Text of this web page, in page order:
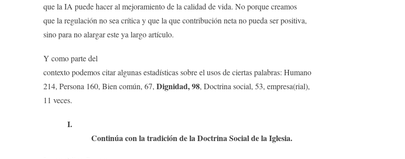
que la IA puede hacer al mejoramiento de la calidad de vida. No porque creamos
que la regulación no sea crítica y que la que contribución neta no pueda ser positiva,
sino para no alargar este ya largo artículo.
Y como parte del
contexto podemos citar algunas estadísticas sobre el usos de ciertas palabras: Humano
214, Persona 160, Bien común, 67, Dignidad, 98, Doctrina social, 53, empresa(rial),
11 veces.
I.
Continúa con la tradición de la Doctrina Social de la Iglesia.